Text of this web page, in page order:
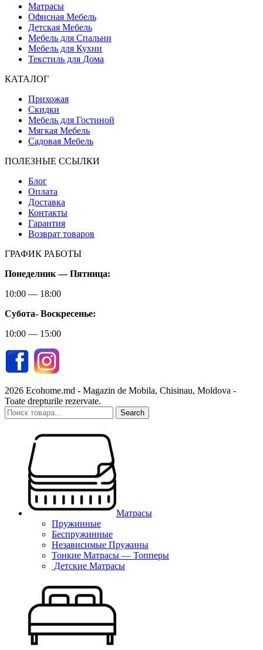
Матрасы
Офисная Мебель
Детская Мебель
Мебель для Спальни
Мебель для Кухни
Текстиль для Дома
КАТАЛОГ
Прихожая
Скидки
Мебель для Гостиной
Мягкая Мебель
Садовая Мебель
ПОЛЕЗНЫЕ ССЫЛКИ
Блог
Оплата
Доставка
Контакты
Гарантия
Возврат товаров
ГРАФИК РАБОТЫ
Понеделник — Пятница:
10:00 — 18:00
Субота- Воскресенье:
10:00 — 15:00
2026 Ecohome.md - Magazin de Mobila, Chisinau, Moldova -
Toate drepturile rezervate.
Search
Матрасы
Пружинные
Беспружинные
Независимые Пружины
Тонкие Матрасы — Топперы
Детские Матрасы